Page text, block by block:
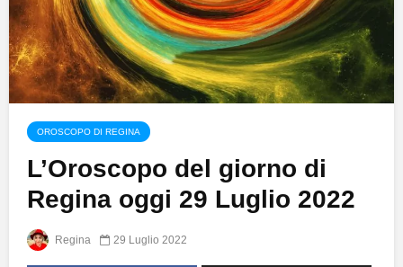
OROSCOPO DI REGINA
L’Oroscopo del giorno di
Regina oggi 29 Luglio 2022
Regina 29 Luglio 2022